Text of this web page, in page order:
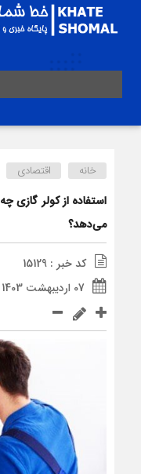
خانه اقتصادی
استفاده از کولر گازی
می‌دهد؟
کد خبر : 15129
07 اردیبهشت 1403 - 21:05